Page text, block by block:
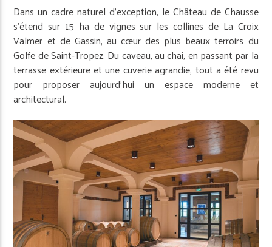
Dans un cadre naturel d’exception, le Château de Chausse
s’étend sur 15 ha de vignes sur les collines de La Croix
Valmer et de Gassin, au cœur des plus beaux terroirs du
Golfe de Saint-Tropez. Du caveau, au chai, en passant par la
terrasse extérieure et une cuverie agrandie, tout a été revu
pour proposer aujourd’hui un espace moderne et
architectural.